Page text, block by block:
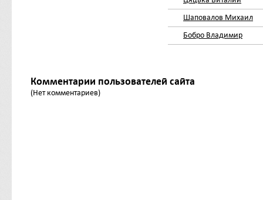
Шаповалов Михаил
Бобро Владимир
Комментарии пользователей сайта
(Нет комментариев)